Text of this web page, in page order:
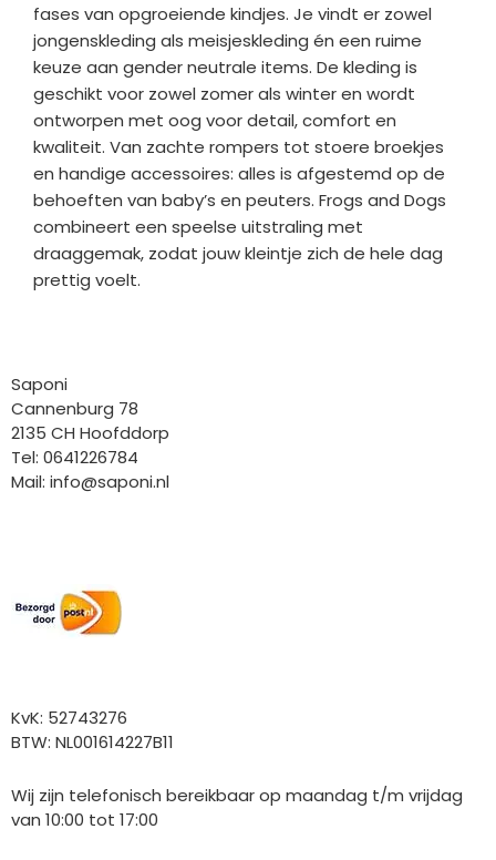
fases van opgroeiende kindjes. Je vindt er zowel
jongenskleding als meisjeskleding én een ruime
keuze aan gender neutrale items. De kleding is
geschikt voor zowel zomer als winter en wordt
ontworpen met oog voor detail, comfort en
kwaliteit. Van zachte rompers tot stoere broekjes
en handige accessoires: alles is afgestemd op de
behoeften van baby’s en peuters. Frogs and Dogs
combineert een speelse uitstraling met
draaggemak, zodat jouw kleintje zich de hele dag
prettig voelt.
Saponi
Cannenburg 78
2135 CH Hoofddorp
Tel: 0641226784
Mail: info@saponi.nl
KvK: 52743276
BTW: NL001614227B11
Wij zijn telefonisch bereikbaar op maandag t/m vrijdag
van 10:00 tot 17:00